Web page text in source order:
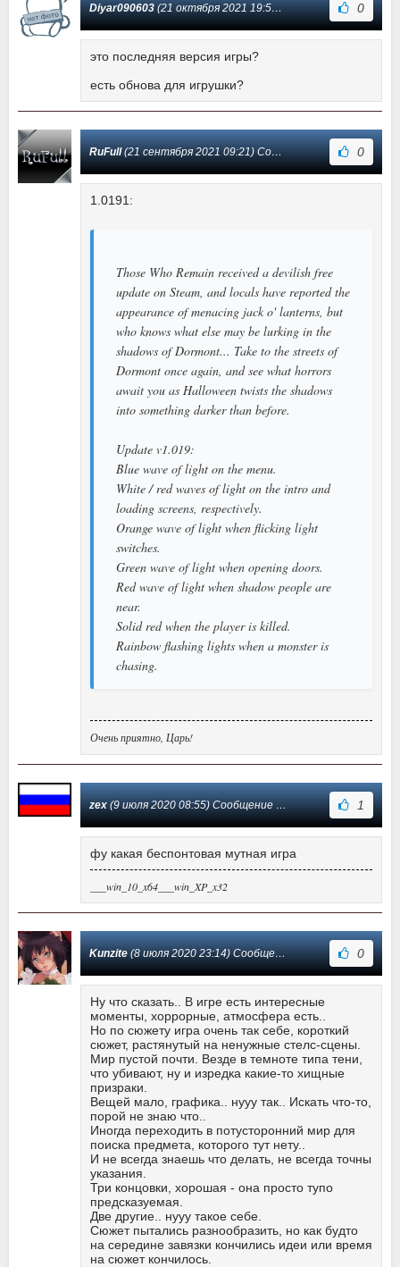
Diyar090603(21 октября 2021 19:56) Сообщение #10 0
это последняя версия игры?
есть обнова для игрушки?
RuFull(21 сентября 2021 09:21) Сообщение #9 0
1.0191:
Those Who Remain received a devilish free
update on Steam, and locals have reported the
appearance of menacing jack o' lanterns, but
who knows what else may be lurking in the
shadows of Dormont... Take to the streets of
Dormont once again, and see what horrors
await you as Halloween twists the shadows
into something darker than before.
Update v1.019:
Blue wave of light on the menu.
White / red waves of light on the intro and
loading screens, respectively.
Orange wave of light when flicking light
switches.
Green wave of light when opening doors.
Red wave of light when shadow people are
near.
Solid red when the player is killed.
Rainbow flashing lights when a monster is
chasing.
Очень приятно, Царь!
zex(9 июля 2020 08:55) Сообщение #8 1
фу какая беспонтовая мутная игра
___win_10_x64___win_XP_x32
Kunzite(8 июля 2020 23:14) Сообщение #7 0
Ну что сказать.. В игре есть интересные
моменты, хоррорные, атмосфера есть..
Но по сюжету игра очень так себе, короткий
сюжет, растянутый на ненужные стелс-сцены.
Мир пустой почти. Везде в темноте типа тени,
что убивают, ну и изредка какие-то хищные
призраки.
Вещей мало, графика.. нууу так.. Искать что-то,
порой не знаю что..
Иногда переходить в потусторонний мир для
поиска предмета, которого тут нету..
И не всегда знаешь что делать, не всегда точны
указания.
Три концовки, хорошая - она просто тупо
предсказуемая.
Две другие.. нууу такое себе.
Сюжет пытались разнообразить, но как будто
на середине завязки кончились идеи или время
на сюжет кончилось.